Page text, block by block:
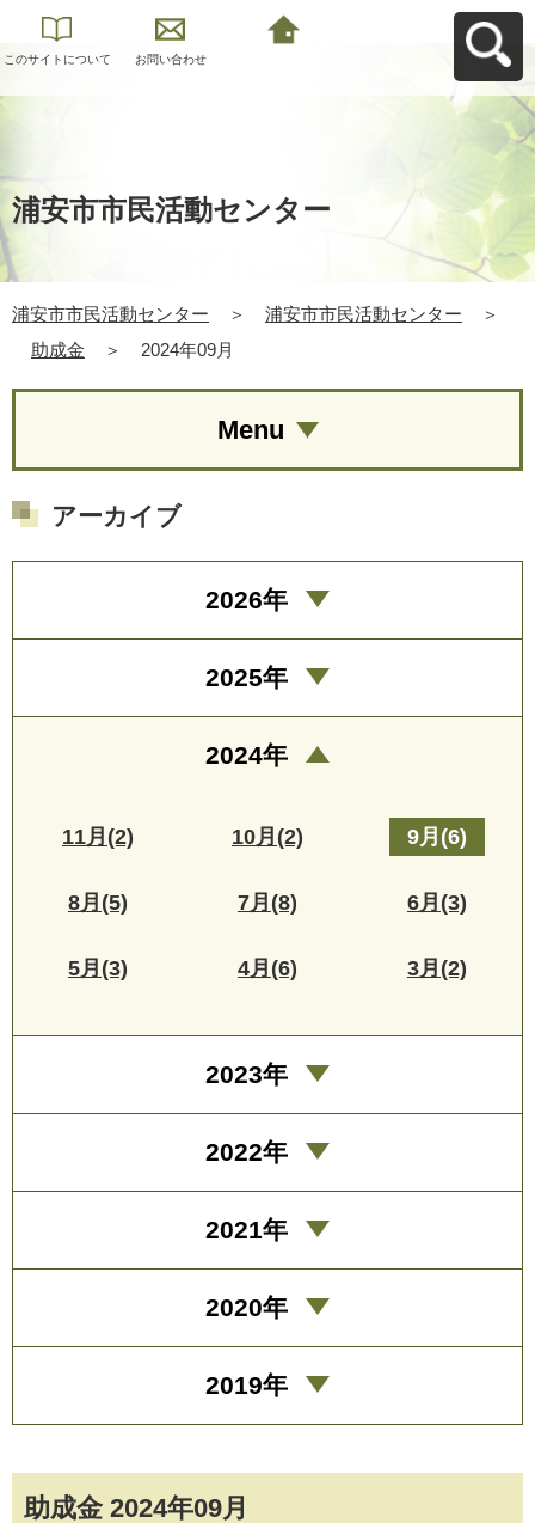
このサイトについて お問い合わせ
浦安市市民活動センター
浦安市市民活動センター ＞ 浦安市市民活動センター
＞
助成金
＞ 2024年09月
助成金 2024年09月
Menu
アーカイブ
2026年
2025年
2024年
11月(2) 10月(2) 9月(6)
8月(5) 7月(8) 6月(3)
5月(3) 4月(6) 3月(2)
2023年
2022年
2021年
2020年
2019年